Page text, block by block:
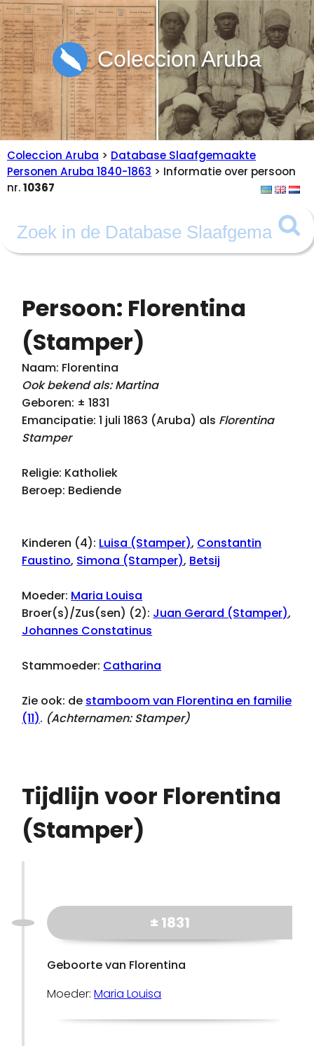
Coleccion Aruba
Coleccion Aruba > Database Slaafgemaakte
Personen Aruba 1840-1863 > Informatie over persoon
nr.10367
Persoon: Florentina
(Stamper)
Naam: Florentina
Ook bekend als: Martina
Geboren: ± 1831
Emancipatie: 1 juli 1863 (Aruba) als Florentina
Stamper
Religie: Katholiek
Beroep: Bediende
Kinderen (4): Luisa (Stamper), Constantin
Faustino, Simona (Stamper), Betsij
Moeder: Maria Louisa
Broer(s)/Zus(sen) (2): Juan Gerard (Stamper),
Johannes Constatinus
Stammoeder: Catharina
Zie ook: de stamboom van Florentina en familie
(11). (Achternamen:Stamper)
Tijdlijn voor Florentina
(Stamper)
± 1831
Geboorte van Florentina
Moeder:Maria Louisa